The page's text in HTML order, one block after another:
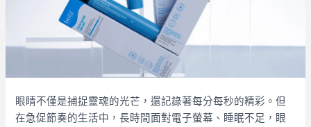
眼睛不僅是捕捉靈魂的光芒，還記錄著每分每秒的精彩。但
在急促節奏的生活中，長時間面對電子螢幕、睡眠不足，眼